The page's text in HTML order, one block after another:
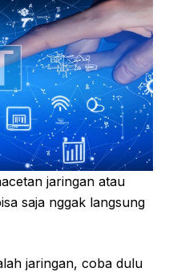
jaringan atau
saja nggak langsung
jaringan, coba dulu